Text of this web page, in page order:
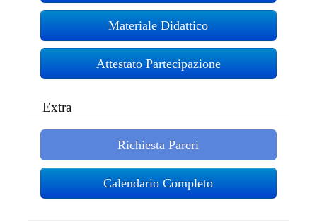
Materiale Didattico
Attestato Partecipazione
Extra
Richiesta Pareri
Calendario Completo